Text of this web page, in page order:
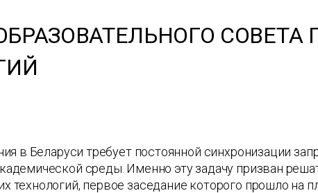
СОВЕТА
в Беларуси требует постоянной синхронизации
среды. Именно эту задачу призван
технологий, первое заседание которого прошло на